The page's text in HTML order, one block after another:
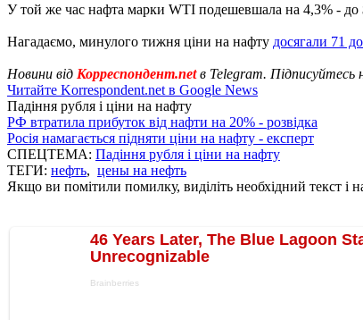
У той же час нафта марки WTI подешевшала на 4,3% - до
Нагадаємо, минулого тижня ціни на нафту досягали 71
Новини від Корреспондент.netв Telegram. Підписуйтесь
Читайте Korrespondent.net в Google News
Падіння рубля і ціни на нафту
РФ втратила прибуток від нафти на 20% - розвідка
Росія намагається підняти ціни на нафту - експерт
СПЕЦТЕМА: Падіння рубля і ціни на нафту
ТЕГИ: нефть, цены на нефть
Якщо ви помітили помилку, виділіть необхідний текст і